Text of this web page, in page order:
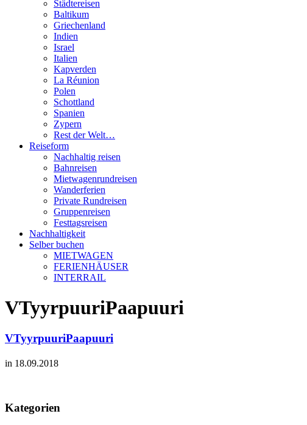
Städtereisen
Baltikum
Griechenland
Indien
Israel
Italien
Kapverden
La Réunion
Polen
Schottland
Spanien
Zypern
Rest der Welt…
Reiseform
Nachhaltig reisen
Bahnreisen
Mietwagenrundreisen
Wanderferien
Private Rundreisen
Gruppenreisen
Festtagsreisen
Nachhaltigkeit
Selber buchen
MIETWAGEN
FERIENHÄUSER
INTERRAIL
VTyyrpuuriPaapuuri
VTyyrpuuriPaapuuri
in 18.09.2018
Kategorien